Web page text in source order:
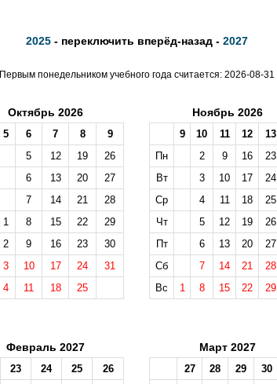
2025- переключить вперёд-назад - 2027
Первым понедельником учебного года считается: 2026-08-31
Октябрь 2026
5 6 7 8
9
5 12 19
26
6 13 20
27
7 14 21
28
1 8 15 22
29
2 9 16 23
30
3 10 17 24
31
4 11 18 25
Ноябрь 2026
9 10 11 12 13
Пн
2 9 16 23
Вт
3 10 17
24
Ср
4 11 18
25
Чт
5 12 19
26
Пт
6 13 20
27
Сб
7 14 21
28
Вс
1 8 15 22 29
Февраль 2027
23 24 25
26
Март 2027
27 28 29 30